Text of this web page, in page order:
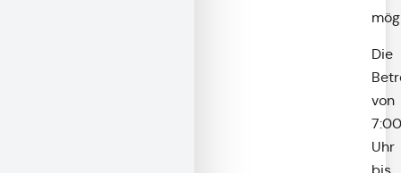
Die
von
7:00
Uhr